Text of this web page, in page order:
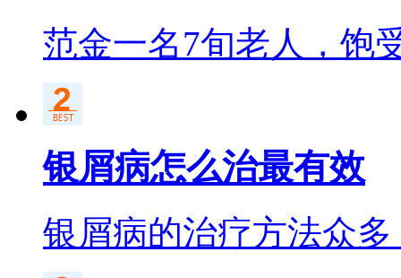
范金一名7旬老人，饱
银屑病怎么治最有效
银屑病的治疗方法众多